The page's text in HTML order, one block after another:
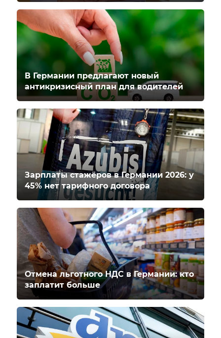
В Германии предлагают новый
антикризисный план для водителей
Зарплаты стажёров в Германии 2026: у
45% нет тарифного договора
Отмена льготного НДС в Германии: кто
заплатит больше